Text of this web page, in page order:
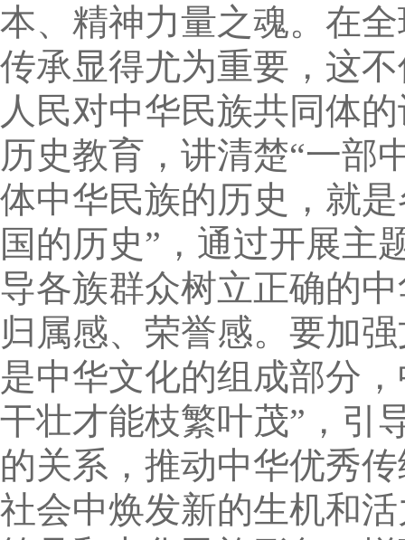
本、精神力量之魂。在
传承显得尤为重要，这
人民对中华民族共同体
历史教育，讲清楚“一部
体中华民族的历史，就
国的历史”，通过开展主
导各族群众树立正确的
归属感、荣誉感。要加
是中华文化的组成部分
干壮才能枝繁叶茂”，引
的关系，推动中华优秀
社会中焕发新的生机和